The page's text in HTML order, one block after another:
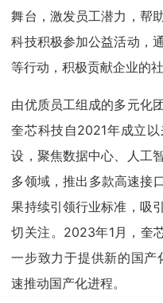
舞台，激发员工潜力，帮
科技积极参加公益活动，
等行动，积极贡献企业的社
由优质员工组成的多元化
奎芯科技自2021年成立
设，聚焦数据中心、人工
多领域，推出多款高速接
果持续引领行业标准，吸
切关注。2023年1月，奎
一步致力于提供新的国
速推动国产化进程。